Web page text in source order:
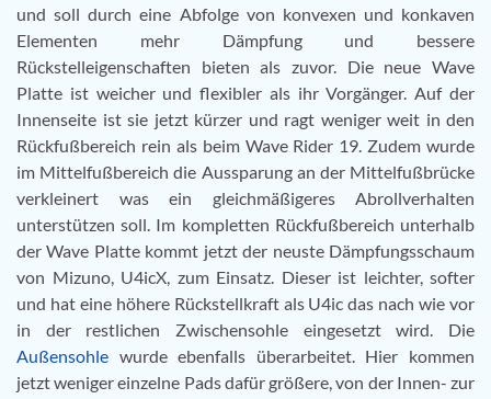
und soll durch eine Abfolge von konvexen und konkaven
Elementen mehr Dämpfung und bessere
Rückstelleigenschaften bieten als zuvor. Die neue Wave
Platte ist weicher und flexibler als ihr Vorgänger. Auf der
Innenseite ist sie jetzt kürzer und ragt weniger weit in den
Rückfußbereich rein als beim Wave Rider 19. Zudem wurde
im Mittelfußbereich die Aussparung an der Mittelfußbrücke
verkleinert was ein gleichmäßigeres Abrollverhalten
unterstützen soll. Im kompletten Rückfußbereich unterhalb
der Wave Platte kommt jetzt der neuste Dämpfungsschaum
von Mizuno, U4icX, zum Einsatz. Dieser ist leichter, softer
und hat eine höhere Rückstellkraft als U4ic das nach wie vor
in der restlichen Zwischensohle eingesetzt wird. Die
Außensohle wurde ebenfalls überarbeitet. Hier kommen
jetzt weniger einzelne Pads dafür größere, von der Innen- zur